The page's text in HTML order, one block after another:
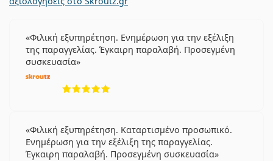
Φιλική εξυπηρέτηση. Ενημέρωση για την εξέλιξη
της παραγγελίας. Έγκαιρη παραλαβή. Προσεγμένη
συσκευασία
Φιλική εξυπηρέτηση. Καταρτισμένο προσωπικό.
Ενημέρωση για την εξέλιξη της παραγγελίας.
Έγκαιρη παραλαβή. Προσεγμένη συσκευασία